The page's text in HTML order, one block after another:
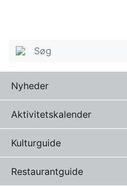
Nyheder
Aktivitetskalender
Kulturguide
Restaurantguide